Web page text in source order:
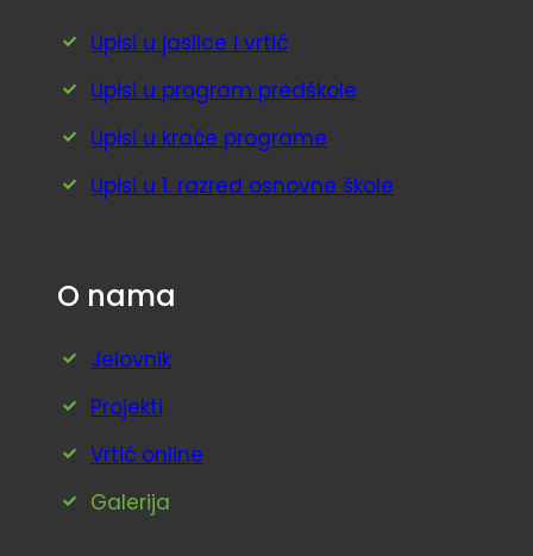
Upisi u jaslice i vrtić
Upisi u program predškole
Upisi u kraće programe
Upisi u 1. razred osnovne škole
O nama
Jelovnik
Projekti
Vrtić online
Galerija